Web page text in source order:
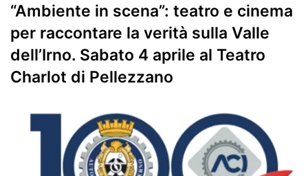
“Ambiente in scena”: teatro e cinema
per raccontare la verità sulla Valle
dell’Irno. Sabato 4 aprile al Teatro
Charlot di Pellezzano